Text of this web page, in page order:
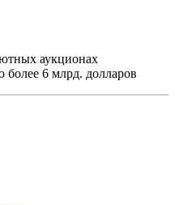
аукционах
6 млрд. долларов